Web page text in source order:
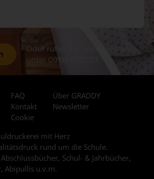
Oder rufen Sie uns direkt an
unter 09193 6257317
FAQ
Kontakt
Cookie
Über GRADDY
Newsletter
mit Herz
rund um die Schule.
Schul- & Jahrbücher,
Abipullis u.v.m.